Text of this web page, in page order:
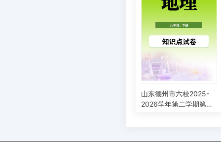
山东德州市六校2025-
2026学年第二学期第一